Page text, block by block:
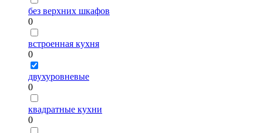
без верхних шкафов
0
встроенная кухня
0
двухуровневые
0
квадратные кухни
0